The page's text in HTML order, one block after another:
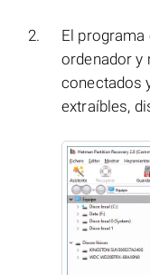
El
ordenador y
conectados
extraíbles,